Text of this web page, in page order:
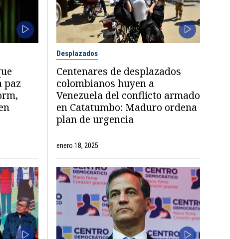
paz
Desplazados
Centenares de desplazados
colombianos huyen a
Venezuela del conflicto armado
en Catatumbo: Maduro ordena
plan de urgencia
enero 18, 2025